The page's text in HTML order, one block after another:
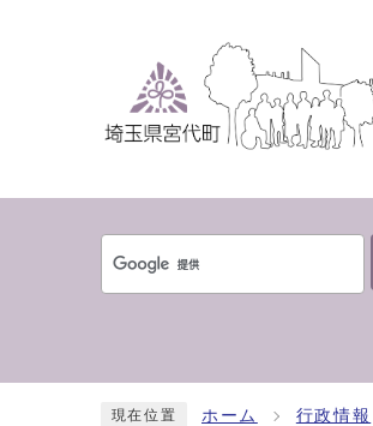
現在位置 ホーム 行政情報